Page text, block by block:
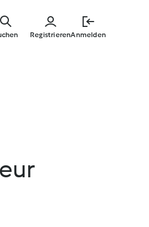
RegistrierenAnmelden